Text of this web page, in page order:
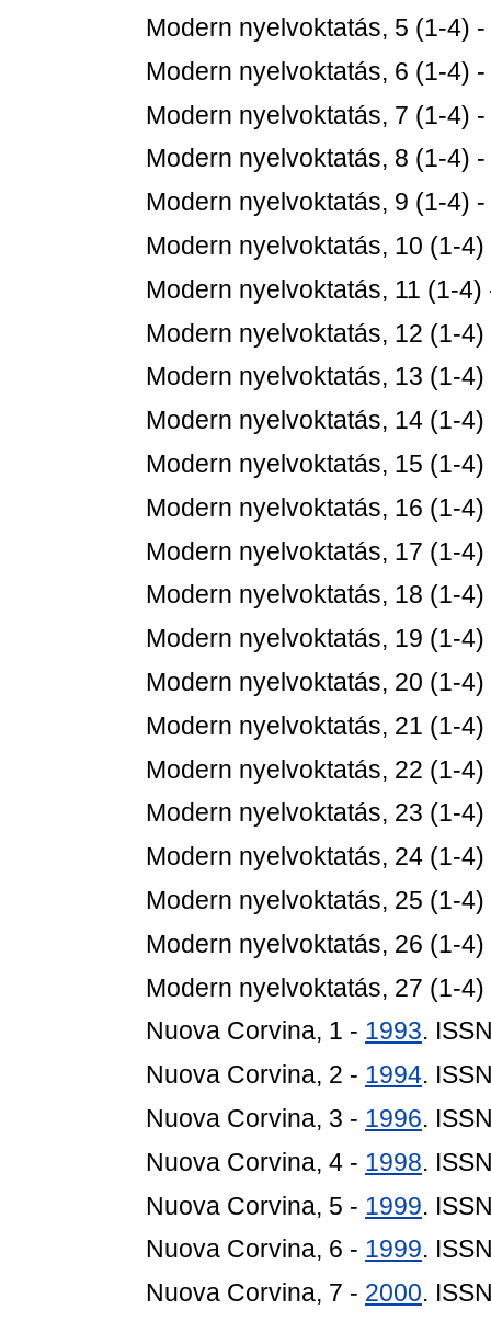
Modern nyelvoktatás, 5 (1-4) -
Modern nyelvoktatás, 6 (1-4) -
Modern nyelvoktatás, 7 (1-4) -
Modern nyelvoktatás, 8 (1-4) -
Modern nyelvoktatás, 9 (1-4) -
Modern nyelvoktatás, 10 (1-
Modern nyelvoktatás, 11 (1-
Modern nyelvoktatás, 12 (1-
Modern nyelvoktatás, 13 (1-
Modern nyelvoktatás, 14 (1-
Modern nyelvoktatás, 15 (1-
Modern nyelvoktatás, 16 (1-
Modern nyelvoktatás, 17 (1-
Modern nyelvoktatás, 18 (1-
Modern nyelvoktatás, 19 (1-
Modern nyelvoktatás, 20 (1-
Modern nyelvoktatás, 21 (1-
Modern nyelvoktatás, 22 (1-
Modern nyelvoktatás, 23 (1-
Modern nyelvoktatás, 24 (1-
Modern nyelvoktatás, 25 (1-
Modern nyelvoktatás, 26 (1-
Modern nyelvoktatás, 27 (1-
Nuova Corvina, 1 - 1993.
Nuova Corvina, 2 - 1994.
Nuova Corvina, 3 - 1996.
Nuova Corvina, 4 - 1998.
Nuova Corvina, 5 - 1999.
Nuova Corvina, 6 - 1999.
Nuova Corvina, 7 - 2000.